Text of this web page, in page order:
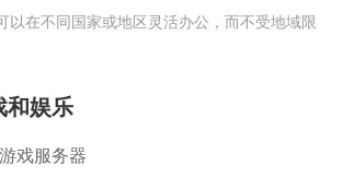
以在不同国家或地区灵活办公，而不受地域限
和娱乐
戏服务器